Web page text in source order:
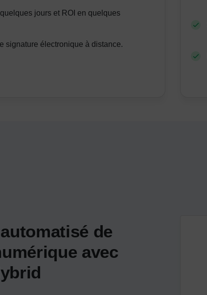
jours et ROI en quelques
signature électronique à distance.
de
avec